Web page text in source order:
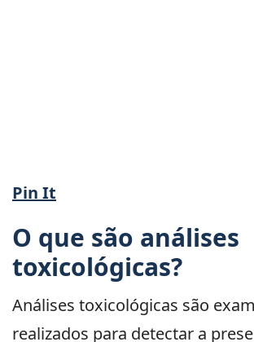
Pin It
O que são análises
toxicológicas?
Análises toxicológicas são
realizados para detectar a